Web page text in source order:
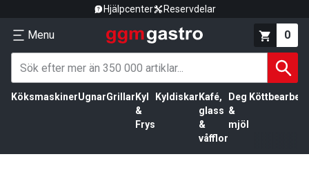
Hjälpcenter Reservdelar
Menu 0
KöksmaskinerUgnarGrillar Kyl
&
Frys
Kyldiskar Kafé,
glass
&
våfflor
Deg
&
mjöl